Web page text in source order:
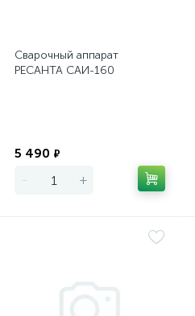
Сварочный аппарат
РЕСАНТА САИ-160
5 490 ₽
- +